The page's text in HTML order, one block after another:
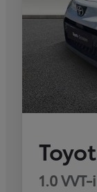
1.0